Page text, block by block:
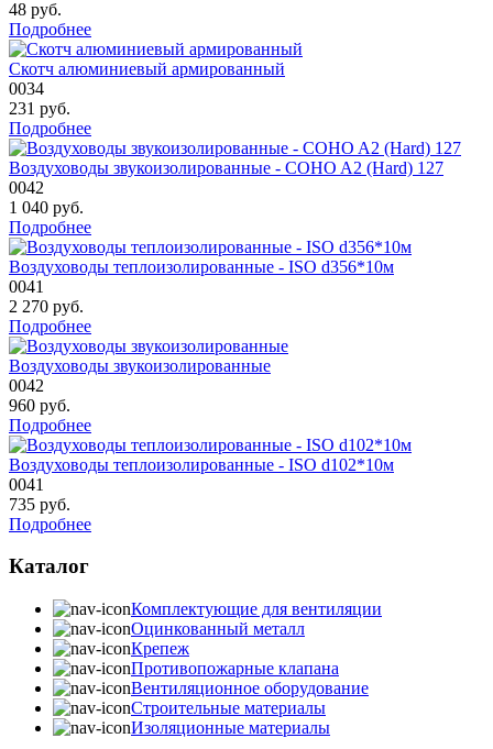
48 руб.
Подробнее
Скотч алюминиевый армированный
0034
231 руб.
Подробнее
Воздуховоды звукоизолированные - COHO A2 (Hard) 127
0042
1 040 руб.
Подробнее
Воздуховоды теплоизолированные - ISO d356*10м
0041
2 270 руб.
Подробнее
Воздуховоды звукоизолированные
0042
960 руб.
Подробнее
Воздуховоды теплоизолированные - ISO d102*10м
0041
735 руб.
Подробнее
Каталог
Комплектующие для вентиляции
Оцинкованный металл
Крепеж
Противопожарные клапана
Вентиляционное оборудование
Строительные материалы
Изоляционные материалы